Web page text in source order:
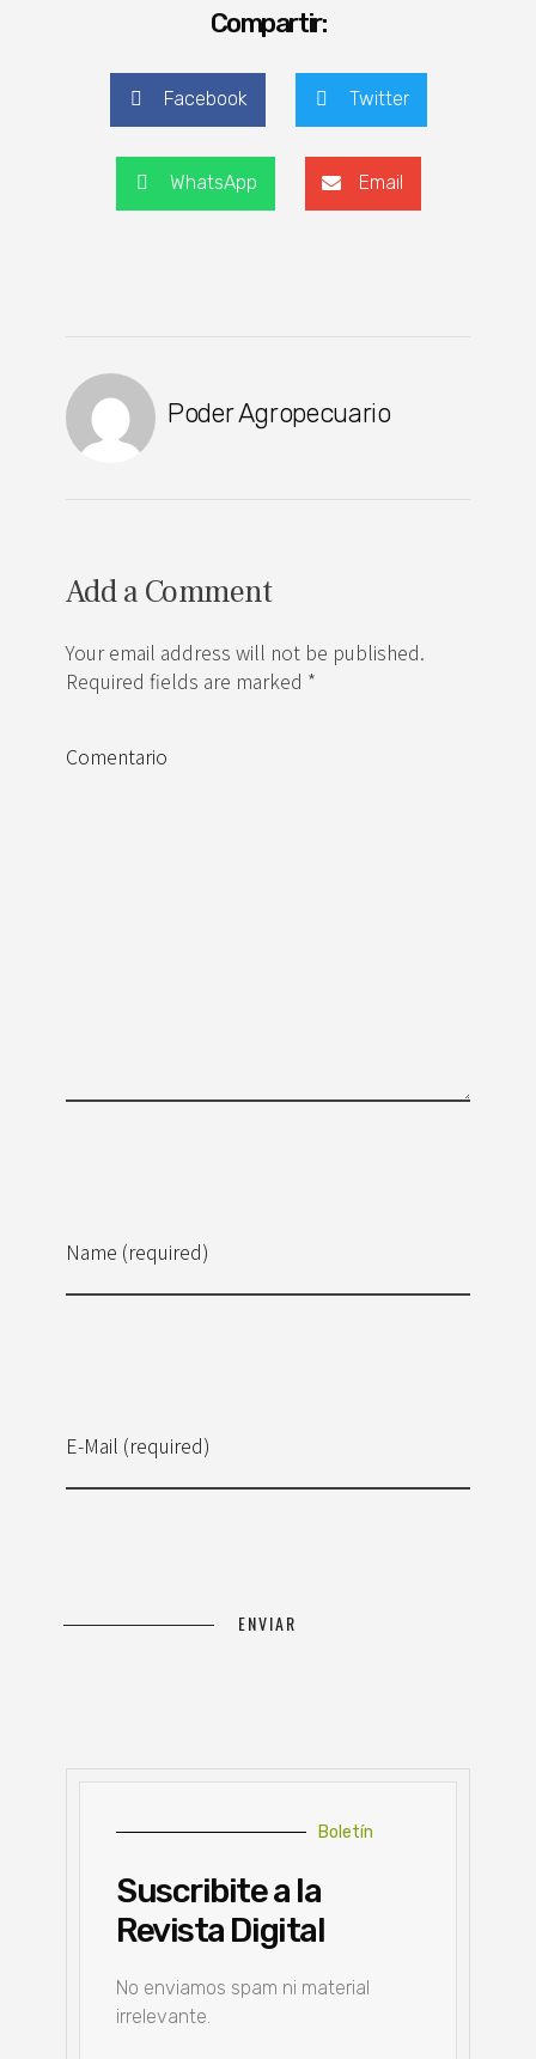
Compartir:
Facebook Twitter
WhatsApp Email
Poder Agropecuario
Add a Comment
Your email address will not be published.
Required fields are marked *
Name (required)
E-Mail (required)
Comentario
Boletín
Suscribite a la
Revista Digital
No enviamos spam ni material
irrelevante.